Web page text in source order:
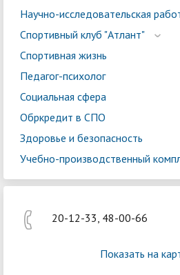
Научно-исследовательская
Спортивный клуб "Атлант"
Спортивная жизнь
Педагог-психолог
Социальная сфера
Обркредит в СПО
Здоровье и безопасность
Учебно-производственный
20-12-33, 48-00-66
Показать на